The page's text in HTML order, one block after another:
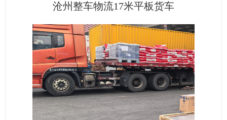
沧州整车物流17米平板货车